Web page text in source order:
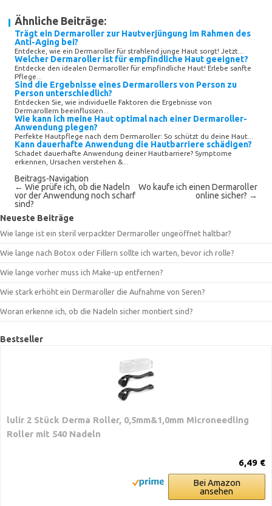
Ähnliche Beiträge:
Trägt ein Dermaroller zur Hautverjüngung im Rahmen des
Anti-Aging bei?
Entdecke, wie ein Dermaroller für strahlend junge Haut sorgt! Jetzt...
Welcher Dermaroller ist für empfindliche Haut geeignet?
Entdecke den idealen Dermaroller für empfindliche Haut! Erlebe sanfte
Pflege...
Sind die Ergebnisse eines Dermarollers von Person zu
Person unterschiedlich?
Entdecken Sie, wie individuelle Faktoren die Ergebnisse von
Dermarollern beeinflussen...
Wie kann ich meine Haut optimal nach einer Dermaroller-
Anwendung plegen?
Perfekte Hautpflege nach dem Dermaroller: So schützt du deine Haut...
Kann dauerhafte Anwendung die Hautbarriere schädigen?
Schadet dauerhafte Anwendung deiner Hautbarriere? Symptome
erkennen, Ursachen verstehen &...
Beitrags-Navigation
← Wie prüfe ich, ob die Nadeln
vor der Anwendung noch scharf
sind?
Wo kaufe ich einen Dermaroller
online sicher? →
Neueste Beiträge
Wie lange ist ein steril verpackter Dermaroller ungeöffnet haltbar?
Wie lange nach Botox oder Fillern sollte ich warten, bevor ich rolle?
Wie lange vorher muss ich Make-up entfernen?
Wie stark erhöht ein Dermaroller die Aufnahme von Seren?
Woran erkenne ich, ob die Nadeln sicher montiert sind?
Bestseller
lulir 2 Stück Derma Roller, 0,5mm&1,0mm Microneedling
Roller mit 540 Nadeln
6,49 €
Bei Amazon
ansehen